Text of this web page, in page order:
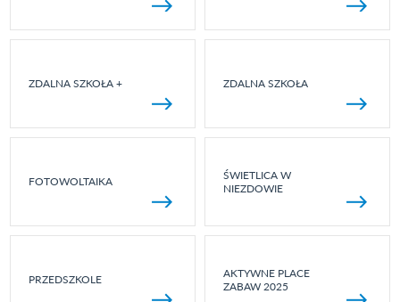
ZDALNA SZKOŁA + ZDALNA SZKOŁA
FOTOWOLTAIKA
ŚWIETLICA W
NIEZDOWIE
PRZEDSZKOLE
AKTYWNE PLACE
ZABAW 2025